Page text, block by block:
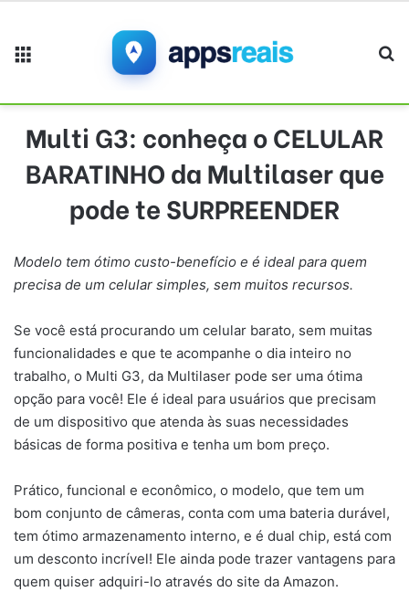
Multi G3: conheça o CELULAR
BARATINHO da Multilaser que
pode te SURPREENDER
Modelo tem ótimo custo-benefício e é ideal para quem
precisa de um celular simples, sem muitos recursos.
Se você está procurando um celular barato, sem muitas
funcionalidades e que te acompanhe o dia inteiro no
trabalho, o Multi G3, da Multilaser pode ser uma ótima
opção para você! Ele é ideal para usuários que precisam
de um dispositivo que atenda às suas necessidades
básicas de forma positiva e tenha um bom preço.
Prático, funcional e econômico, o modelo, que tem um
bom conjunto de câmeras, conta com uma bateria durável,
tem ótimo armazenamento interno, e é dual chip, está com
um desconto incrível! Ele ainda pode trazer vantagens para
quem quiser adquiri-lo através do site da Amazon.